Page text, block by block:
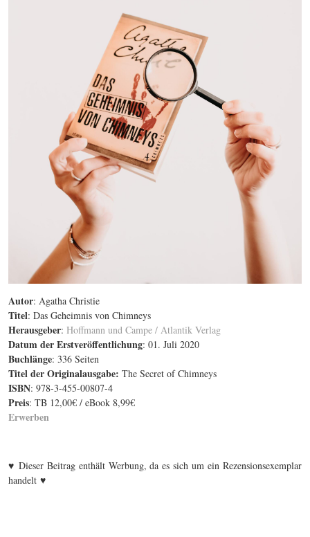
Autor: Agatha Christie
Titel: Das Geheimnis von Chimneys
Herausgeber: Hoffmann und Campe / Atlantik Verlag
Datum der Erstveröffentlichung: 01. Juli 2020
Buchlänge: 336 Seiten
Titel der Originalausgabe: The Secret of Chimneys
ISBN: 978-3-455-00807-4
Preis: TB 12,00€ / eBook 8,99€
Erwerben
♥ Dieser Beitrag enthält Werbung, da es sich um ein Rezensionsexemplar
handelt ♥